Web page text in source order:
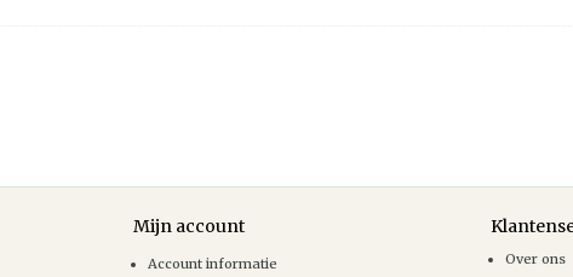
Mijn account
Account informatie
Over ons